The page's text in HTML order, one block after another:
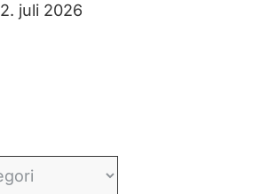
2. juli 2026